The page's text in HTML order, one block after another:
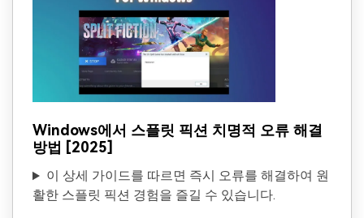
Windows에서 스플릿 픽션 치명적 오류 해결
방법 [2025]
이 상세 가이드를 따르면 즉시 오류를 해결하여 원
활한 스플릿 픽션 경험을 즐길 수 있습니다.